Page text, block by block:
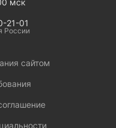
мск
21-01
России
сайтом